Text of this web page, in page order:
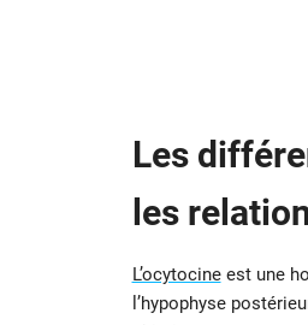
Les
les
L’ocytocineest une
l’hypophyse